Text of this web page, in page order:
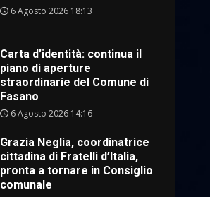
6 Agosto 2026 18:13
Carta d’identità: continua il
piano di aperture
straordinarie del Comune di
Fasano
6 Agosto 2026 14:16
Grazia Neglia, coordinatrice
cittadina di Fratelli d’Italia,
pronta a tornare in Consiglio
comunale